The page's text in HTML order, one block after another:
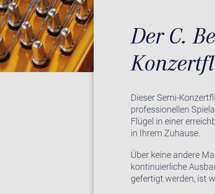
Der C.
Dieser Semi-
professionellen
Flügel in einer
in Ihrem Zuhause.
Über keine andere
kontinuierliche
gefertigt werden, ist